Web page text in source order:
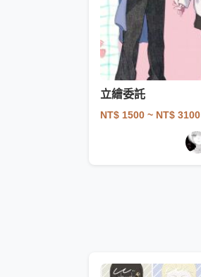
立繪委託
NT$ 1500 ~ NT$ 3100